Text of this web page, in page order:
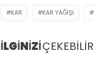
KAR KAR YAĞIŞI
İLGİNİZİÇEKEBİLİR